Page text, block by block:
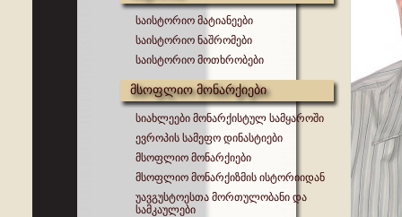
საისტორიო მატიანეები
საისტორიო ნაშრომები
საისტორიო მოთხრობები
მსოფლიო მონარქიები
სიახლეები მონარქისტულ სამყაროში
ევროპის სამეფო დინასტიები
მსოფლიო მონარქიები
მსოფლიო მონარქიზმის ისტორიიდან
უავგუსტოესთა მორთულობანი და
სამკაულები